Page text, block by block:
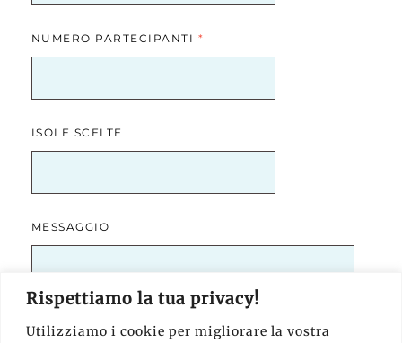
Rispettiamo la tua privacy!
Utilizziamo i cookie per migliorare la vostra
NUMERO PARTECIPANTI *
ISOLE SCELTE
MESSAGGIO